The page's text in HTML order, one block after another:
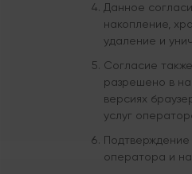
Данное
накопление,
удаление и
Согласие
разрешено в
версиях
услуг
Подтверждение
оператора и